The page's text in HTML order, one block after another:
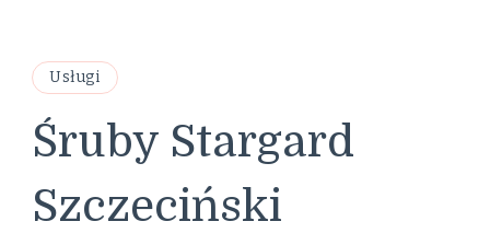
Usługi
Śruby Stargard
Szczeciński